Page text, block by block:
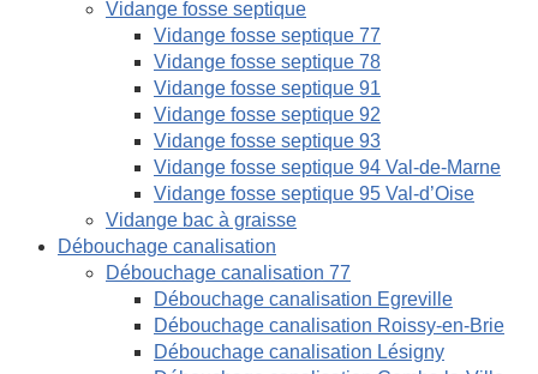
Vidange fosse septique
Vidange fosse septique 77
Vidange fosse septique 78
Vidange fosse septique 91
Vidange fosse septique 92
Vidange fosse septique 93
Vidange fosse septique 94 Val-de-Marne
Vidange fosse septique 95 Val-d’Oise
Vidange bac à graisse
Débouchage canalisation
Débouchage canalisation 77
Débouchage canalisation Egreville
Débouchage canalisation Roissy-en-Brie
Débouchage canalisation Lésigny